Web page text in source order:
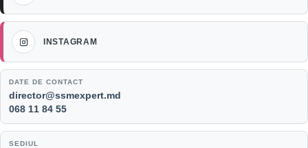
DATE DE CONTACT
Email:
director@ssmexpert.md
Telefon:
068 11 84 55
SEDIUL
INSTAGRAM
Instagram